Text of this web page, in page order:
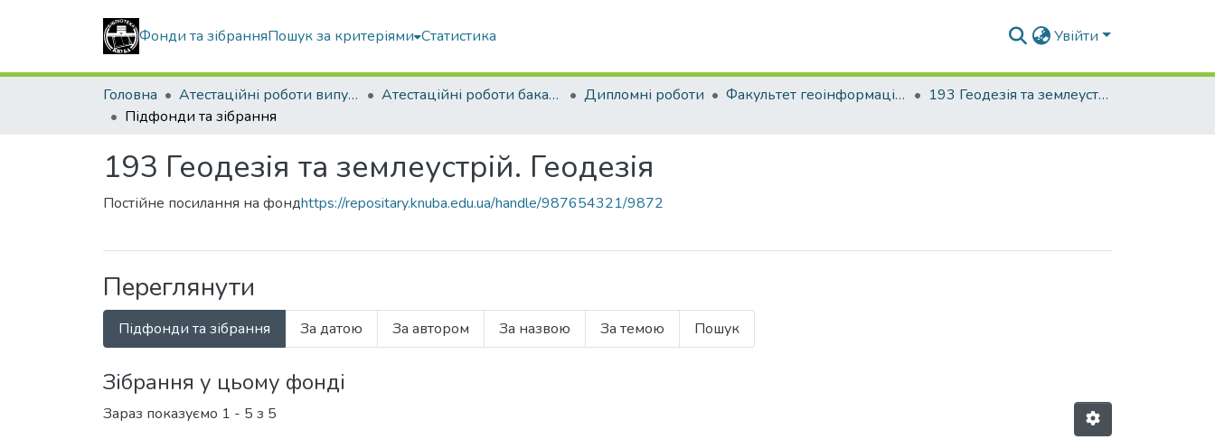
Фонди та зібранняПошук за критеріями Статистика Увійти
Головна Атестаційні роботи випускників Атестаційні роботи бакалаврів Дипломні роботи Факультет геоінформаційних систем та управління територіями
193 Геодезія та землеустрій. Геодезія
Підфонди та зібрання
193 Геодезія та землеустрій. Геодезія
Постійне посилання на фондhttps://repositary.knuba.edu.ua/handle/987654321/9872
Переглянути
Підфонди та зібрання За датою За автором За назвою За темою Пошук
Зібрання у цьому фонді
Зараз показуємо 1 - 5 з 5